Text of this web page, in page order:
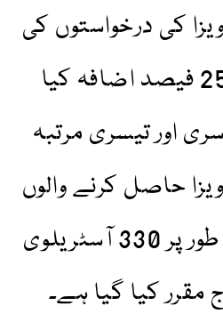
کی درخواستوں کی
فیس میں اوسطاً 25 فیصد اضافہ کیا
اور تیسری مرتبہ
حاصل کرنے والوں
کے لیے خصوصی طور پر 330 آسٹریلوی
مقرر کیا گیا ہے۔